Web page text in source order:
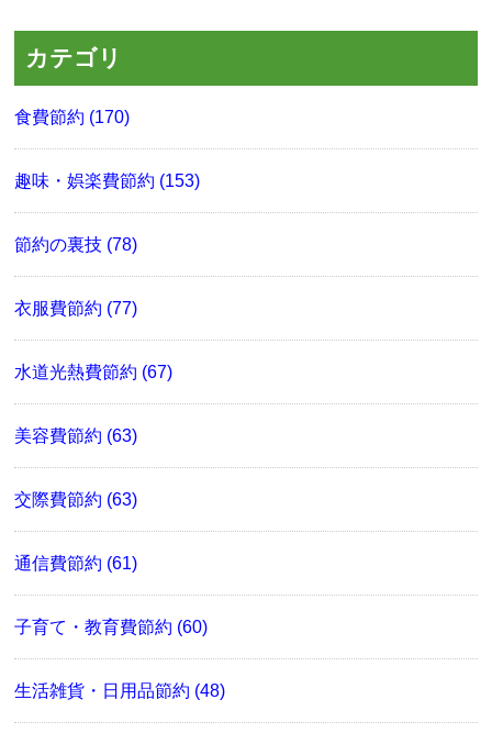
カテゴリ
食費節約 (170)
趣味・娯楽費節約 (153)
節約の裏技 (78)
衣服費節約 (77)
水道光熱費節約 (67)
美容費節約 (63)
交際費節約 (63)
通信費節約 (61)
子育て・教育費節約 (60)
生活雑貨・日用品節約 (48)